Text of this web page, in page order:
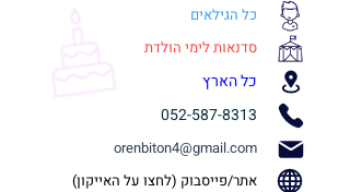
כל הגילאים
סדנאות לימי הולדת
כל הארץ
052-587-8313
orenbiton4@gmail.com
אתר/פייסבוק (לחצו על האייקון)